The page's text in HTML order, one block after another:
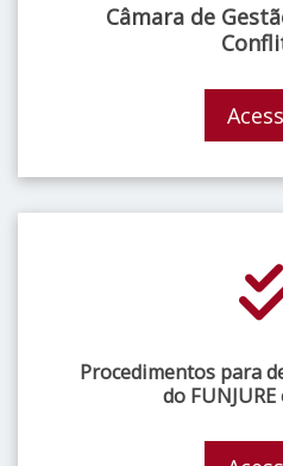
Câmara de
Procedimentos para
do FUNJURE